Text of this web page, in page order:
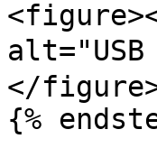
</
{%